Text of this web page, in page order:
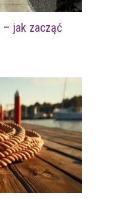
jak zacząć